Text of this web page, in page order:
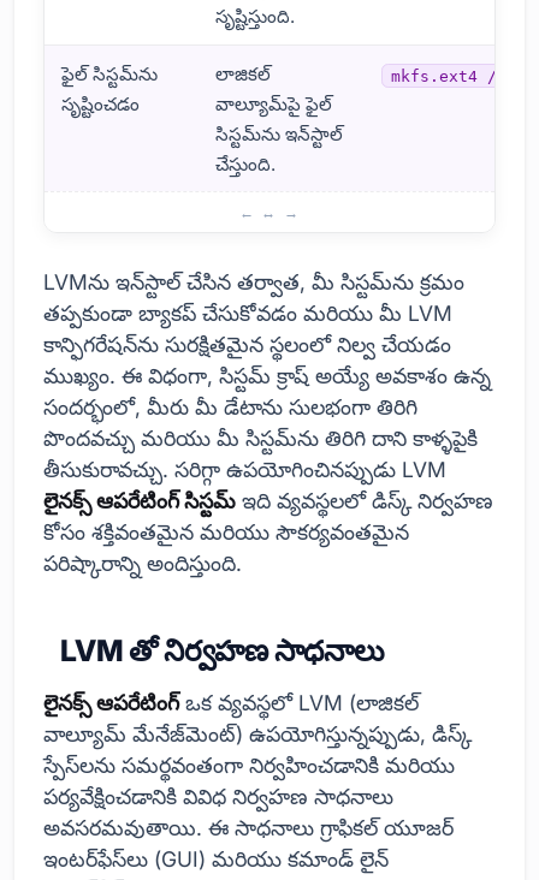
సృష్టిస్తుంది.
ఫైల్ సిస్టమ్‌ను
సృష్టించడం
లాజికల్
వాల్యూమ్‌పై ఫైల్
సిస్టమ్‌ను ఇన్‌స్టాల్
చేస్తుంది.
mkfs.ext4 /dev/
LVMను ఇన్‌స్టాల్ చేసిన తర్వాత, మీ సిస్టమ్‌ను క్రమం
తప్పకుండా బ్యాకప్ చేసుకోవడం మరియు మీ LVM
కాన్ఫిగరేషన్‌ను సురక్షితమైన స్థలంలో నిల్వ చేయడం
ముఖ్యం. ఈ విధంగా, సిస్టమ్ క్రాష్ అయ్యే అవకాశం ఉన్న
సందర్భంలో, మీరు మీ డేటాను సులభంగా తిరిగి
పొందవచ్చు మరియు మీ సిస్టమ్‌ను తిరిగి దాని కాళ్ళపైకి
తీసుకురావచ్చు. సరిగ్గా ఉపయోగించినప్పుడు LVM
లైనక్స్ ఆపరేటింగ్ సిస్టమ్ ఇది వ్యవస్థలలో డిస్క్ నిర్వహణ
కోసం శక్తివంతమైన మరియు సౌకర్యవంతమైన
పరిష్కారాన్ని అందిస్తుంది.
LVM తో నిర్వహణ సాధనాలు
లైనక్స్ ఆపరేటింగ్ఒక వ్యవస్థలో LVM (లాజికల్
వాల్యూమ్ మేనేజ్‌మెంట్) ఉపయోగిస్తున్నప్పుడు, డిస్క్
స్పేస్‌లను సమర్థవంతంగా నిర్వహించడానికి మరియు
పర్యవేక్షించడానికి వివిధ నిర్వహణ సాధనాలు
అవసరమవుతాయి. ఈ సాధనాలు గ్రాఫికల్ యూజర్
ఇంటర్‌ఫేస్‌లు (GUI) మరియు కమాండ్ లైన్